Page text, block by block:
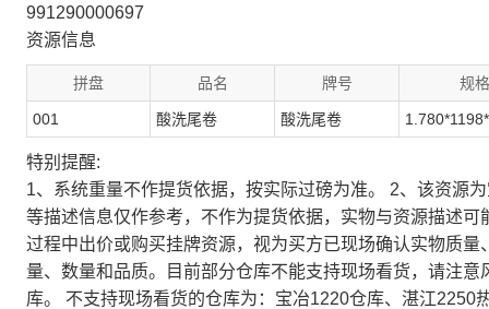
991290000697
资源信息
拼盘 品名 牌号 规格
001 酸洗尾卷 酸洗尾卷
特别提醒:
1、系统重量不作提货依据，按实际过磅为准。 2、该资源
等描述信息仅作参考，不作为提货依据，实物与资源描述
过程中出价或购买挂牌资源，视为买方已现场确认实物质
量、数量和品质。目前部分仓库不能支持现场看货，请注
库。 不支持现场看货的仓库为：宝冶1220仓库、湛江2250